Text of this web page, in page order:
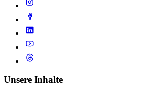
Unsere Inhalte